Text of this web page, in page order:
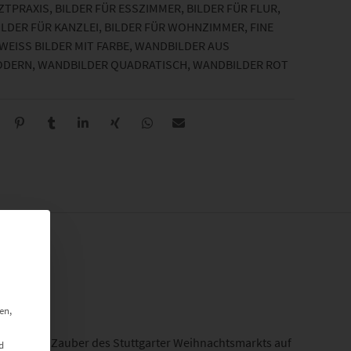
, BILDER FÜR ESSZIMMER, BILDER FÜR FLUR,
FÜR KANZLEI, BILDER FÜR WOHNZIMMER, FINE
BILDER MIT FARBE , WANDBILDER AUS
, WANDBILDER QUADRATISCH, WANDBILDER ROT
den Zauber des Stuttgarter Weihnachtsmarkts auf